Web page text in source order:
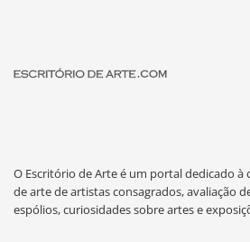
O Escritório de Arte é um portal dedicado à
de arte de artistas consagrados, avaliação
espólios, curiosidades sobre artes e